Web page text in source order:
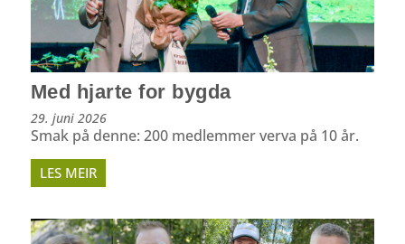
Med hjarte for bygda
29. juni 2026
Smak på denne: 200 medlemmer verva på 10 år.
LES MEIR